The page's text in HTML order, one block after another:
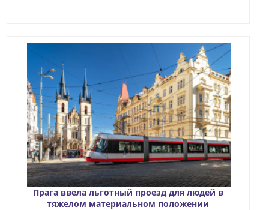
Прага ввела льготный проезд для людей в
тяжелом материальном положении